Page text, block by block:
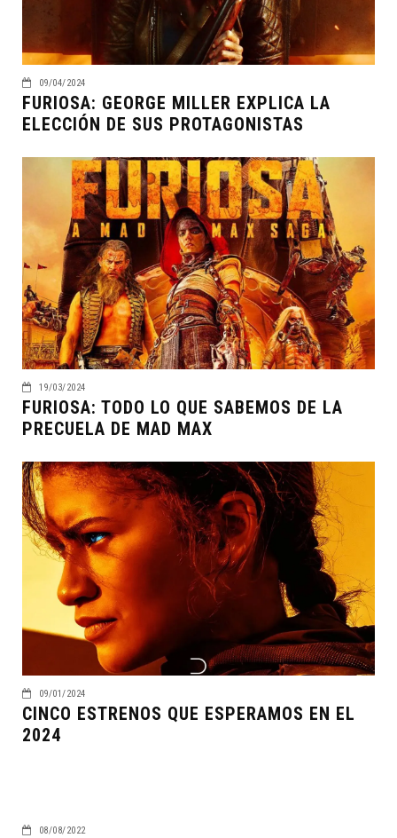
09/04/2024
FURIOSA: GEORGE MILLER EXPLICA LA
ELECCIÓN DE SUS PROTAGONISTAS
19/03/2024
FURIOSA: TODO LO QUE SABEMOS DE LA
PRECUELA DE MAD MAX
09/01/2024
CINCO ESTRENOS QUE ESPERAMOS EN EL
2024
08/08/2022